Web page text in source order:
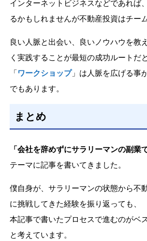
インターネットビジネスなどであれば
るかもしれませんが不動産投資はチー
良い人脈と出会い、良いノウハウを教
く実践することが最短の成功ルートだ
「ワークショップ」は人脈を広げる事
でもあります。
まとめ
「会社を辞めずにサラリーマンの副業
テーマに記事を書いてきました。
僕自身が、サラリーマンの状態から不
に挑戦してきた経験を振り返っても、
本記事で書いたプロセスで進むのがベ
と考えています。